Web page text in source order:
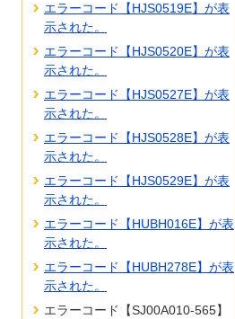
エラーコード【HJS0519E】が表
示された。
エラーコード【HJS0520E】が表
示された。
エラーコード【HJS0527E】が表
示された。
エラーコード【HJS0528E】が表
示された。
エラーコード【HJS0529E】が表
示された。
エラーコード【HUBH016E】が表
示された。
エラーコード【HUBH278E】が表
示された。
エラーコード【SJ00A010-565】